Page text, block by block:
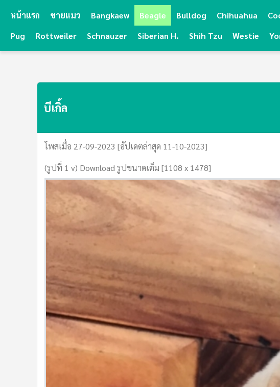
หน้าแรก ขายแมว Bangkaew Beagle Bulldog Chihuahua
Pug
Rottweiler Schnauzer Siberian H. Shih Tzu Westie
บีเกิ้ล
โพสเมื่อ 27-09-2023 [อัปเดตล่าสุด 11-10-2023]
(รูปที่ 1 v) Download รูปขนาดเต็ม [1108 x 1478]